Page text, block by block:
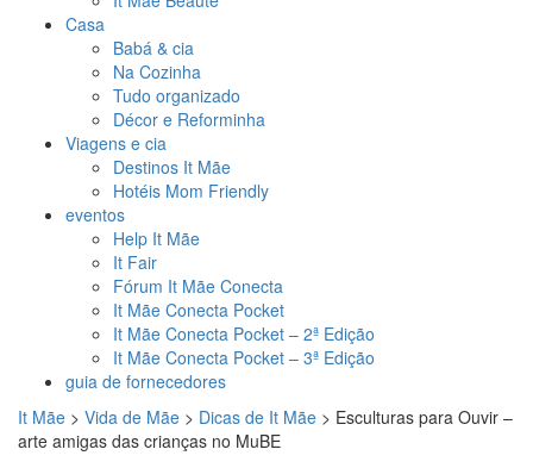
Casa
Babá & cia
Na Cozinha
Tudo organizado
Décor e Reforminha
Viagens e cia
Destinos It Mãe
Hotéis Mom Friendly
eventos
Help It Mãe
It Fair
Fórum It Mãe Conecta
It Mãe Conecta Pocket
It Mãe Conecta Pocket – 2ª Edição
It Mãe Conecta Pocket – 3ª Edição
guia de fornecedores
It Mãe > Vida de Mãe > Dicas de It Mãe > Esculturas para Ouvir –
arte amigas das crianças no MuBE